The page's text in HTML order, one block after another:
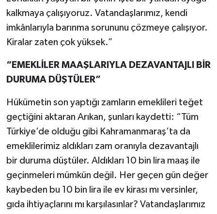
kalkmaya çalışıyoruz. Vatandaşlarımız, kendi
imkânlarıyla barınma sorununu çözmeye çalışıyor.
Kiralar zaten çok yüksek.”
“EMEKLİLER MAAŞLARIYLA DEZAVANTAJLI BİR
DURUMA DÜŞTÜLER”
Hükümetin son yaptığı zamların emeklileri teğet
geçtiğini aktaran Arıkan, şunları kaydetti: “Tüm
Türkiye’de olduğu gibi Kahramanmaraş’ta da
emeklilerimiz aldıkları zam oranıyla dezavantajlı
bir duruma düştüler. Aldıkları 10 bin lira maaş ile
geçinmeleri mümkün değil. Her geçen gün değer
kaybeden bu 10 bin lira ile ev kirası mı versinler,
gıda ihtiyaçlarını mı karşılasınlar? Vatandaşlarımız